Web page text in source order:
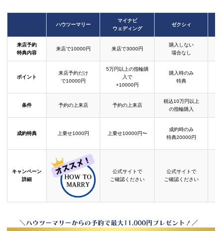
ハウツーマリー
マイナビ
ウェディング
ゼクシィ
来店予約
特典内容
来店で10000円 来店で3000円
購入しない
場合なし
ポイント
来店予約だけ
で10000円
5万円以上の指輪購
入で
+10000円
購入時のみ
特典
条件 予約の上来店 予約の上来店
税込10万円以上
の指輪購入
成約特典 上乗せ1000円 上乗せ10000円〜
成約時のみ
特典20000円
キャンペーン
詳細
公式サイトで
ご確認ください
公式サイトで
ご確認ください